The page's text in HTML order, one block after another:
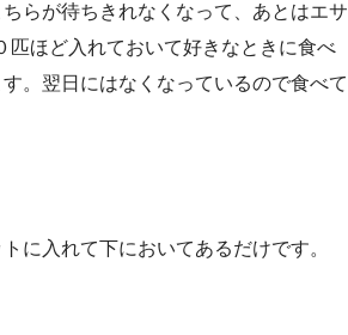
らが待ちきれなくなって、あとはエサ
匹ほど入れておいて好きなときに食べ
。翌日にはなくなっているので食べて
に入れて下においてあるだけです。